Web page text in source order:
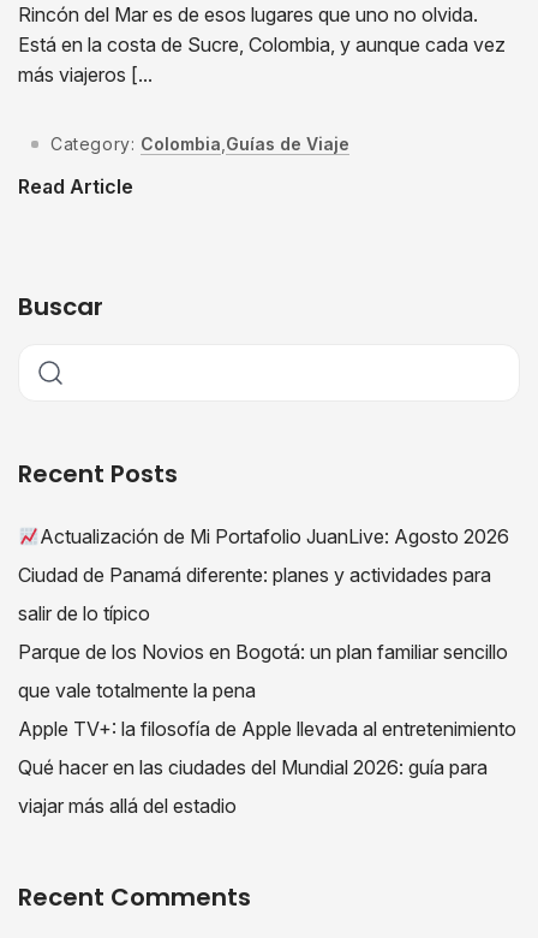
Rincón del Mar es de esos lugares que uno no olvida.
Está en la costa de Sucre, Colombia, y aunque cada vez
más viajeros [...
Category: Colombia Guías de Viaje
Read Article
Buscar
Recent Posts
Actualización de Mi Portafolio JuanLive: Agosto 2026
Ciudad de Panamá diferente: planes y actividades para
salir de lo típico
Parque de los Novios en Bogotá: un plan familiar sencillo
que vale totalmente la pena
Apple TV+: la filosofía de Apple llevada al entretenimiento
Qué hacer en las ciudades del Mundial 2026: guía para
viajar más allá del estadio
Recent Comments